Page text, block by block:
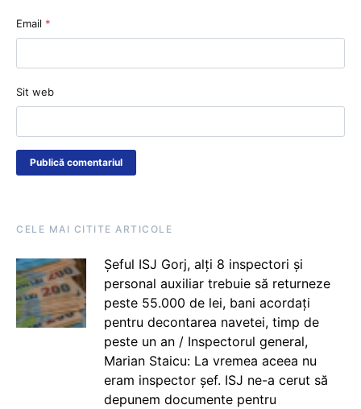
Email *
Sit web
CELE MAI CITITE ARTICOLE
Șeful ISJ Gorj, alți 8 inspectori și
personal auxiliar trebuie să returneze
peste 55.000 de lei, bani acordați
pentru decontarea navetei, timp de
peste un an / Inspectorul general,
Marian Staicu: La vremea aceea nu
eram inspector șef. ISJ ne-a cerut să
depunem documente pentru